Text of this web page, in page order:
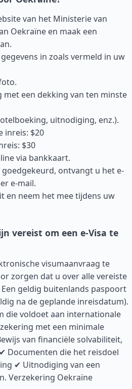
van het Ministerie van
Oekraïne en maak een
in zoals vermeld in uw
met een dekking van ten minste
uitnodiging, enz.).
inreis: $20
$30
via bankkaart.
ontvangt u het e-
e-mail.
en neem het mee tijdens uw
vereist om een e-Visa te
visumaanvraag te
zorgen dat u over alle vereiste
geldig buitenlands paspoort
na de geplande inreisdatum).
die voldoet aan internationale
met een minimale
van financiële solvabiliteit,
Documenten die het reisdoel
✔ Uitnodiging van een
Verzekering Oekraïne